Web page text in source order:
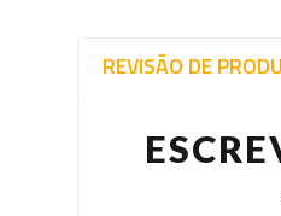
REVISÃO DE